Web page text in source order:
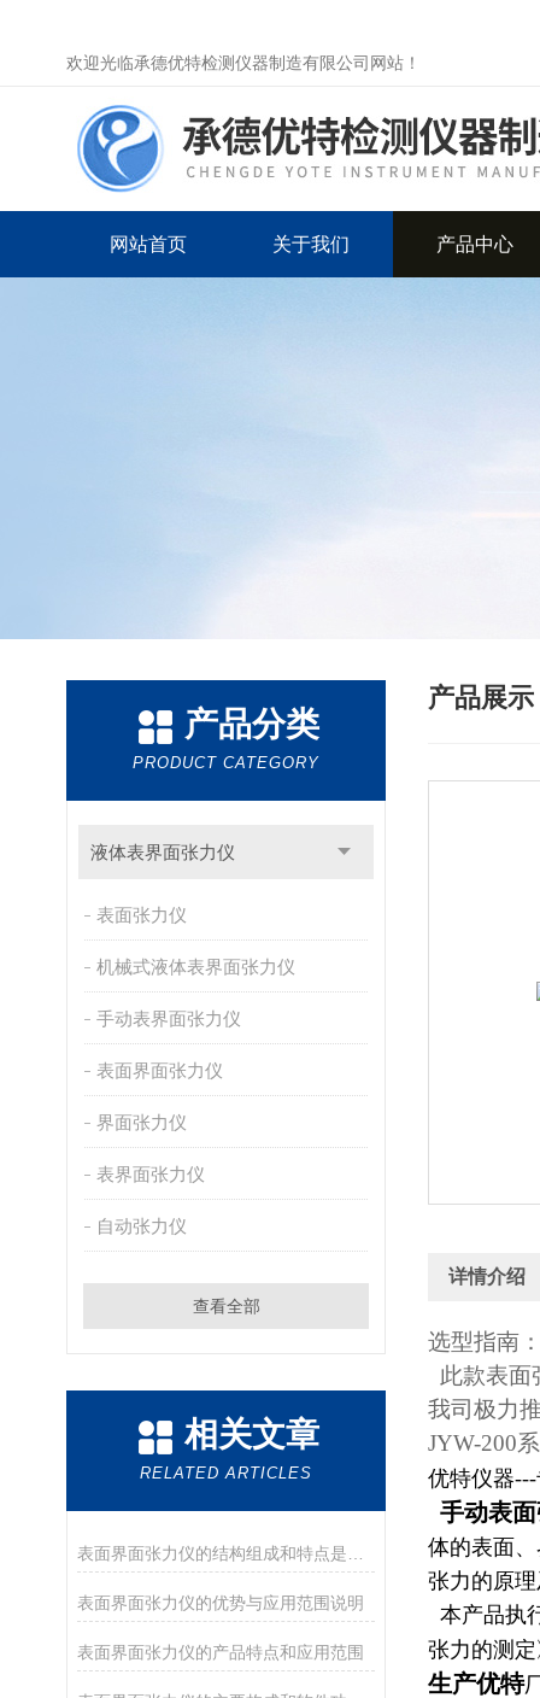
欢迎光临承德优特检测仪器制造有限公司网站！
网站首页 关于我们 产品中心
产品分类
PRODUCT CATEGORY
液体表界面张力仪
表面张力仪
机械式液体表界面张力仪
手动表界面张力仪
表面界面张力仪
界面张力仪
表界面张力仪
自动张力仪
查看全部
相关文章
RELATED ARTICLES
表面界面张力仪的优势与应用范围说明
表面界面张力仪的产品特点和应用范围
产品展示
详情介绍
选型指南
此款表面
我司极力
JYW-200
优特仪器
手动表
体的表面
张力的原
本产品执
张力的测
生产优特